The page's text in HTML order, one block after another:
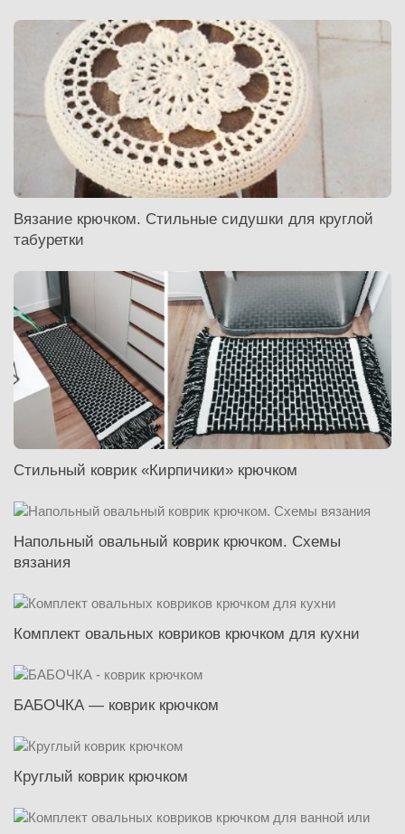
Вязание крючком. Стильные сидушки для круглой
табуретки
Стильный коврик «Кирпичики» крючком
Напольный овальный коврик крючком. Схемы
вязания
Комплект овальных ковриков крючком для кухни
БАБОЧКА — коврик крючком
Круглый коврик крючком